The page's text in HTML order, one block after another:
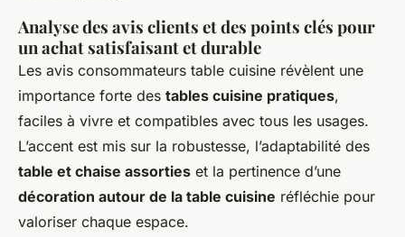
Analyse des avis clients et des points clés pour
un achat satisfaisant et durable
Les avis consommateurs table cuisine révèlent une
importance forte des tables cuisine pratiques,
faciles à vivre et compatibles avec tous les usages.
L’accent est mis sur la robustesse, l’adaptabilité des
table et chaise assorties et la pertinence d’une
décoration autour de la table cuisine réfléchie pour
valoriser chaque espace.